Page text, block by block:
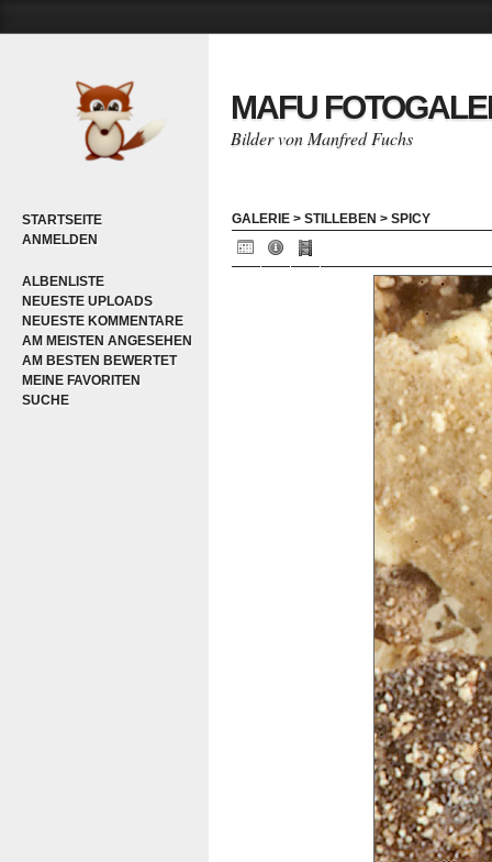
STARTSEITE
ANMELDEN
ALBENLISTE
NEUESTE UPLOADS
NEUESTE KOMMENTARE
AM MEISTEN ANGESEHEN
AM BESTEN BEWERTET
MEINE FAVORITEN
SUCHE
MAFU
Bilder von Manfred Fuchs
GALERIE > STILLEBEN > SPICY